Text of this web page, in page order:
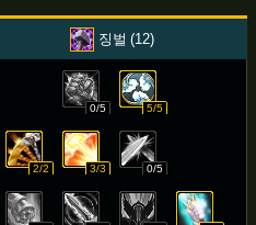
징벌 12
0/5 5/5
2/2 3/3 0/5